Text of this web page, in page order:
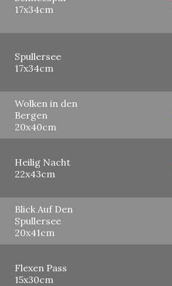
17x34cm
Spullersee
17x34cm
Wolken in den
Bergen
20x40cm
Heilig Nacht
22x43cm
Blick Auf Den
Spullersee
20x41cm
Flexen Pass
15x30cm